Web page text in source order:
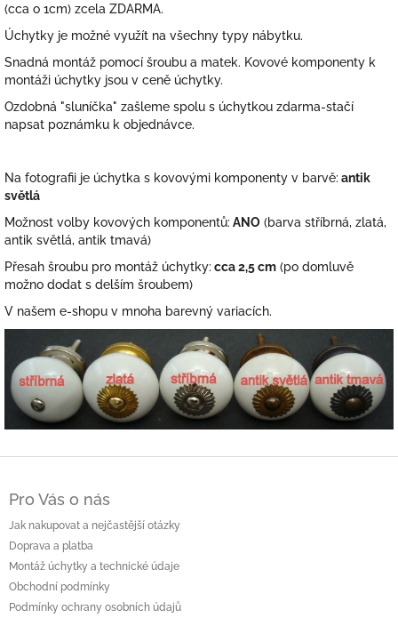
(cca o 1cm) zcela ZDARMA.
Úchytky je možné využít na všechny typy nábytku.
Snadná montáž pomocí šroubu a matek. Kovové komponenty k
montáži úchytky jsou v ceně úchytky.
Ozdobná "sluníčka" zašleme spolu s úchytkou zdarma-stačí
napsat poznámku k objednávce.
Na fotografii je úchytka s kovovými komponenty v barvě: antik
světlá
Možnost volby kovových komponentů: ANO (barva stříbrná, zlatá,
antik světlá, antik tmavá)
Přesah šroubu pro montáž úchytky: cca 2,5 cm (po domluvě
možno dodat s delším šroubem)
V našem e-shopu v mnoha barevný variacích.
Pro Vás o nás
Jak nakupovat a nejčastější otázky
Doprava a platba
Montáž úchytky a technické údaje
Obchodní podmínky
Podmínky ochrany osobních údajů